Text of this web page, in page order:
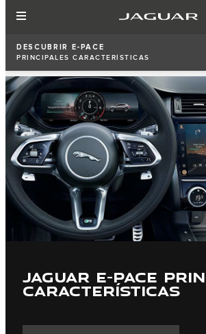
DESCUBRIR E‑PACE
PRINCIPALES CARACTERÍSTICAS
JaGUAR E-PACE
CARACTERÍSTICAS